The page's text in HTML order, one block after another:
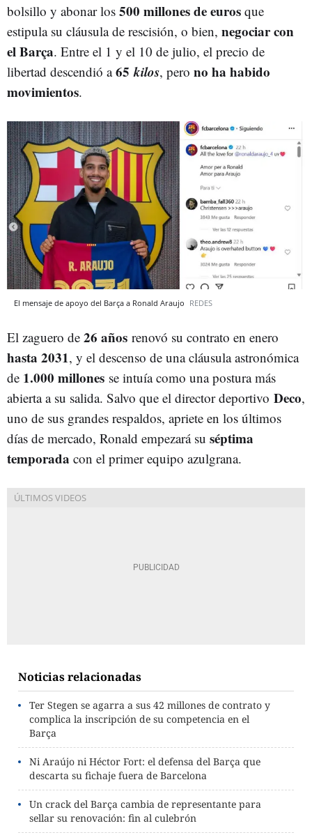
bolsillo y abonar los 500 millones de euros que
estipula su cláusula de rescisión, o bien, negociar con
el Barça. Entre el 1 y el 10 de julio, el precio de
libertad descendió a65kilos, pero no ha habido
movimientos.
El mensaje de apoyo del Barça a Ronald Araujo REDES
El zaguero de 26 años renovó su contrato en enero
hasta 2031, y el descenso de una cláusula astronómica
de 1.000 millones se intuía como una postura más
abierta a su salida. Salvo que el director deportivo Deco,
uno de sus grandes respaldos, apriete en los últimos
días de mercado, Ronald empezará su séptima
temporada con el primer equipo azulgrana.
Noticias relacionadas
Ter Stegen se agarra a sus 42 millones de contrato y
complica la inscripción de su competencia en el
Barça
Ni Araújo ni Héctor Fort: el defensa del Barça que
descarta su fichaje fuera de Barcelona
Un crack del Barça cambia de representante para
sellar su renovación: fin al culebrón